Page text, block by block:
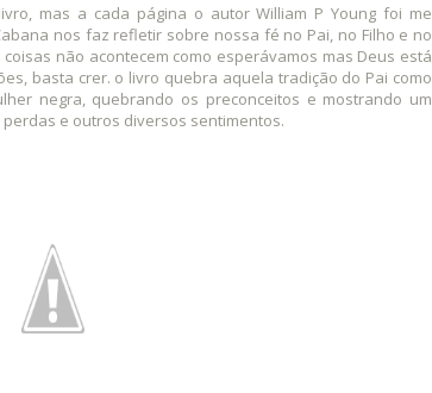
mas a cada página o autor William P Young foi me
nos faz refletir sobre nossa fé no Pai, no Filho e no
não acontecem como esperávamos mas Deus está
basta crer. o livro quebra aquela tradição do Pai como
negra, quebrando os preconceitos e mostrando um
e outros diversos sentimentos.